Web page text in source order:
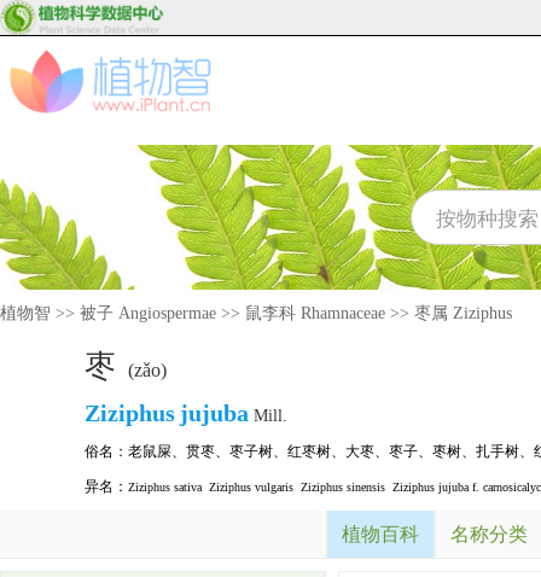
植物智 >> 被子 Angiospermae >> 鼠李科 Rhamnaceae >> 枣属 Ziziphus
枣 (zǎo)
Ziziphus jujuba Mill.
俗名： 老鼠屎、 贯枣、 枣子树、 红枣树、 大枣、 枣子、 枣树、 扎手树、
异名： Ziziphus sativa Ziziphus vulgaris Ziziphus sinensis Ziziphus jujuba f.
植物百科 名称分类